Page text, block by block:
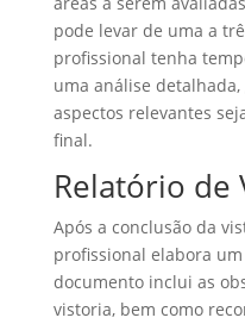
pode levar de uma a
profissional tenha
uma análise
aspectos relevantes
final.
Relatório de
Após a conclusão da
profissional elabora
documento inclui as
vistoria, bem como